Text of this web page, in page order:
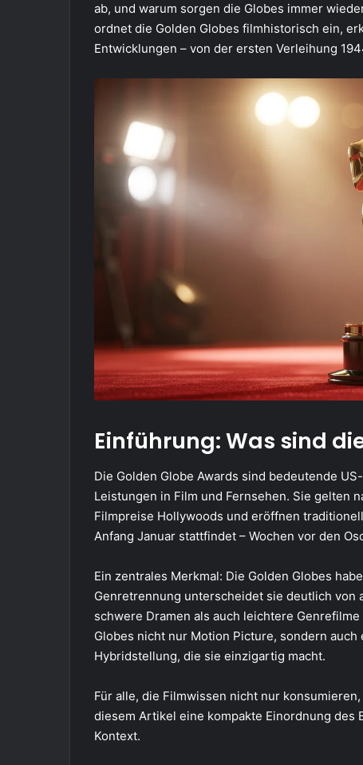
ab, und warum sorgen die Globes immer
ordnet die Golden Globes filmhistorisch ein,
Entwicklungen – von der ersten Verleihung
Einführung: Was sind
Die Golden Globe Awards sind bedeutende
Leistungen in Film und Fernsehen. Sie gelten
Filmpreise Hollywoods und eröffnen
Anfang Januar stattfindet – Wochen vor den
Ein zentrales Merkmal: Die Golden Globes
Genretrennung unterscheidet sie deutlich von
schwere Dramen als auch leichtere
Globes nicht nur Motion Picture, sondern
Hybridstellung, die sie einzigartig macht.
Für alle, die Filmwissen nicht nur
diesem Artikel eine kompakte Einordnung des
Kontext.